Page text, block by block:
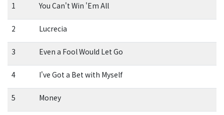
1
You Can't Win 'Em All
2 Lucrecia
3 Even a Fool Would Let Go
4 I've Got a Bet with Myself
5 Money